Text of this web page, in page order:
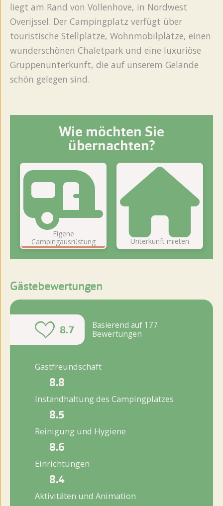
liegt am Rand von Vollenhove, in Nordwest
Overijssel. Der Campingplatz verfügt über
touristische Stellplätze, Wohnmobilplätze, einen
wunderschönen Chaletpark und eine luxuriöse
Gruppenunterkunft, die auf unserem Gelände
schön gelegen sind.
Wie möchten Sie
übernachten?
Eigene
Campingausrüstung
Unterkunft mieten
Gästebewertungen
8.7
Basierend auf 177
Bewertungen
Gastfreundschaft
8.8
Instandhaltung des Campingplatzes
8.5
Reinigung und Hygiene
8.6
Einrichtungen
8.4
Aktivitäten und Animation